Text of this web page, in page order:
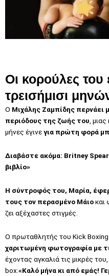
Οι κορούλες του
τρεισήμισι
Ο Μιχάλης Ζαμπίδης περνάει
περιόδους της ζωής του, μιας
μήνες έγινεγια πρώτη φορά
Διαβάστε ακόμα: Britney
βιβλίο»
Η σύντροφός του, Μαρία,
τους τον περασμένο Μάιοκαι
ζει αξέχαστες στιγμές.
Ο πρωταθλητής του Kick Boxing
χαριτωμένη φωτογραφία με
έχοντας αγκαλιά τις μικρές
box:«Καλό μήνα κι από εμάς!